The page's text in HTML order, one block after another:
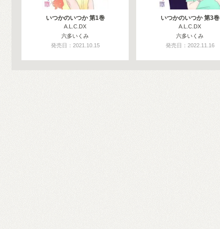
いつかのいつか 第1巻
A.L.C.DX
六多いくみ
発売日：2021.10.15
いつかのいつか 第3巻
A.L.C.DX
六多いくみ
発売日：2022.11.16